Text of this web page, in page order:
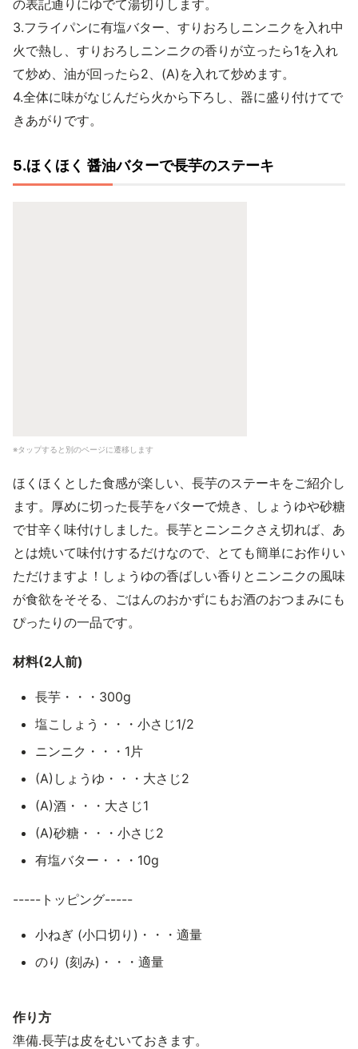
の表記通りにゆでて湯切りします。
3.フライパンに有塩バター、すりおろしニンニクを入れ中
火で熱し、すりおろしニンニクの香りが立ったら1を入れ
て炒め、油が回ったら2、(A)を入れて炒めます。
4.全体に味がなじんだら火から下ろし、器に盛り付けてで
きあがりです。
5.ほくほく 醤油バターで長芋のステーキ
※タップすると別のページに遷移します
ほくほくとした食感が楽しい、長芋のステーキをご紹介し
ます。厚めに切った長芋をバターで焼き、しょうゆや砂糖
で甘辛く味付けしました。長芋とニンニクさえ切れば、あ
とは焼いて味付けするだけなので、とても簡単にお作りい
ただけますよ！しょうゆの香ばしい香りとニンニクの風味
が食欲をそそる、ごはんのおかずにもお酒のおつまみにも
ぴったりの一品です。
材料(2人前)
長芋・・・300g
塩こしょう・・・小さじ1/2
ニンニク・・・1片
(A)しょうゆ・・・大さじ2
(A)酒・・・大さじ1
(A)砂糖・・・小さじ2
有塩バター・・・10g
-----トッピング-----
小ねぎ (小口切り)・・・適量
のり (刻み)・・・適量
作り方
準備.長芋は皮をむいておきます。